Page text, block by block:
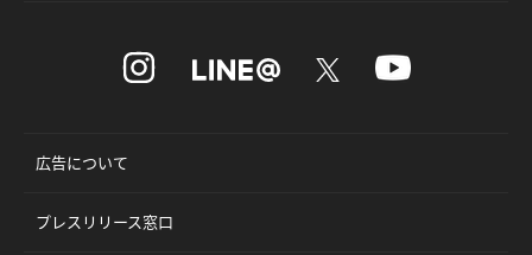
広告について
プレスリリース窓口